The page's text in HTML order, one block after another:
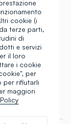
cookie (i
terze parti,
di
e servizi
il loro
i cookie
per
per rifiutarli
maggiori